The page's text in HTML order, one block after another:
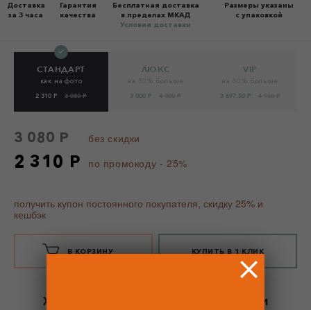
Доставка
за 3 часа
Гарантия
качества
Бесплатная доставка
в пределах МКАД
Условия доставки
Размеры указаны
с упаковкой
СТАНДАРТ
как на фото
2 310 Р 3 080 Р
ЛЮКС
3 000 Р 4 000 Р
VIP
3 697.50 Р 4 930 Р
3 080 Р без скидки
2 310 Р по промокоду - 25%
получить купон постоянного покупателя, скидку 25% и
кешбэк
В КОРЗИНУ КУПИТЬ В 1 КЛИК
Хотите сразу
и